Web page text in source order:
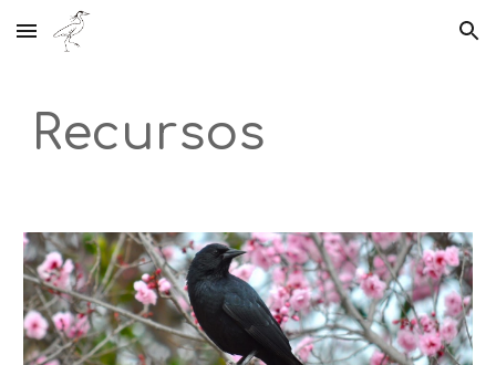
Skip to main content Skip to navigation
Recursos